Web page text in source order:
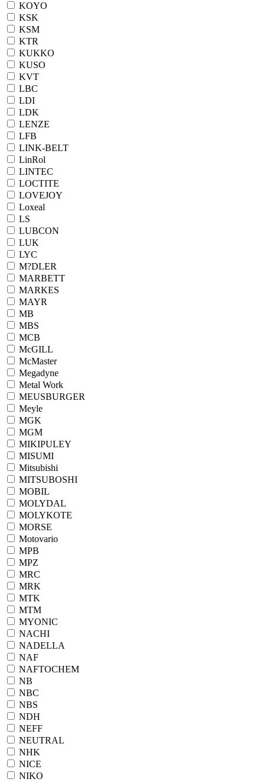
KOYO
KSK
KSM
KTR
KUKKO
KUSO
KVT
LBC
LDI
LDK
LENZE
LFB
LINK-BELT
LinRol
LINTEC
LOCTITE
LOVEJOY
Loxeal
LS
LUBCON
LUK
LYC
M?DLER
MARBETT
MARKES
MAYR
MB
MBS
MCB
McGILL
McMaster
Megadyne
Metal Work
MEUSBURGER
Meyle
MGK
MGM
MIKIPULEY
MISUMI
Mitsubishi
MITSUBOSHI
MOBIL
MOLYDAL
MOLYKOTE
MORSE
Motovario
MPB
MPZ
MRC
MRK
MTK
MTM
MYONIC
NACHI
NADELLA
NAF
NAFTOCHEM
NB
NBC
NBS
NDH
NEFF
NEUTRAL
NHK
NICE
NIKO